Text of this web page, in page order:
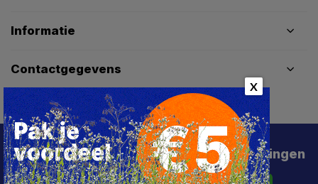
Informatie
Contactgegevens
Schrijf je in voor de beste deals en kortingen
X